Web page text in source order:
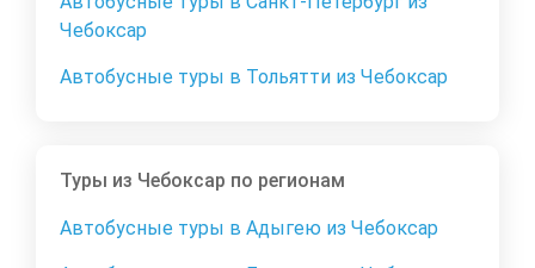
Чебоксар
Автобусные туры в Тольятти из Чебоксар
Туры из Чебоксар по регионам
Автобусные туры в Адыгею из Чебоксар